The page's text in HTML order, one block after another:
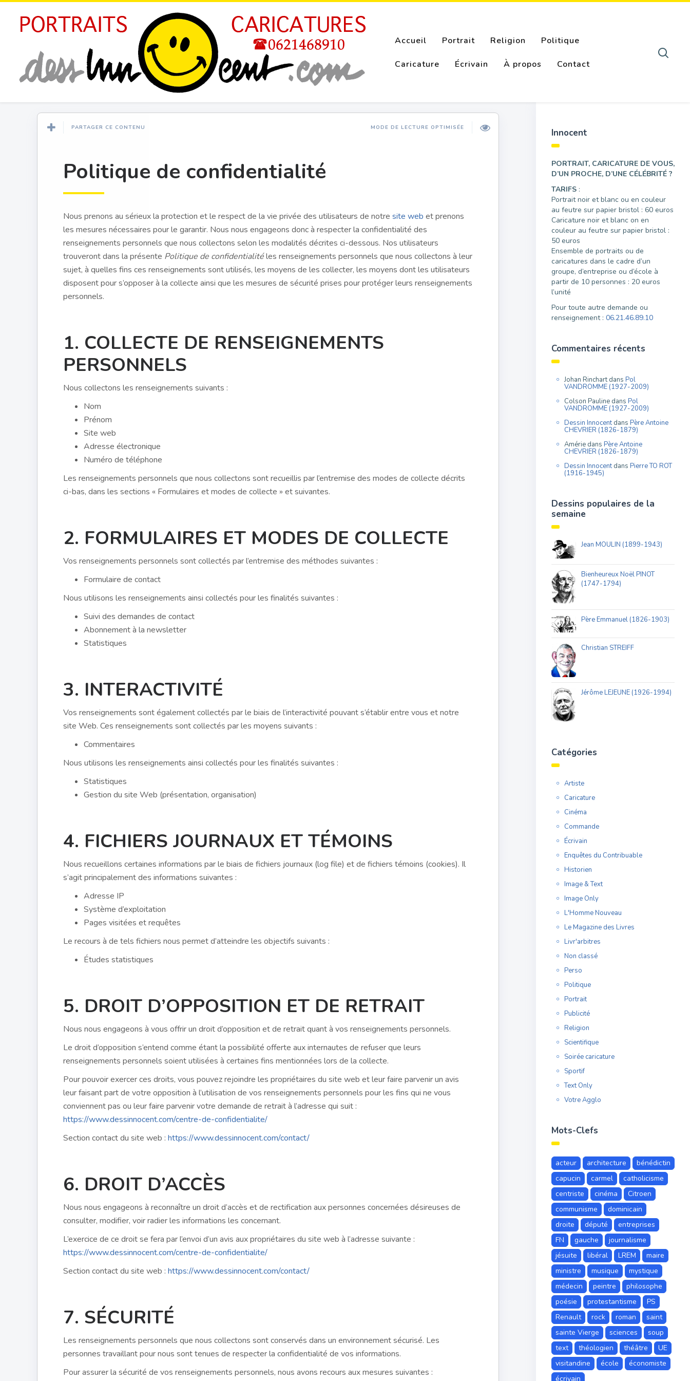
Accueil Portrait Religion Politique
Caricature Écrivain À propos Contact
PARTAGER CE CONTENU MODE DE LECTURE OPTIMISÉE
Politique de confidentialité
Nous prenons au sérieux la protection et le respect de la vie privée des utilisateurs de notre site web et prenons
les mesures nécessaires pour le garantir. Nous nous engageons donc à respecter la confidentialité des
renseignements personnels que nous collectons selon les modalités décrites ci-dessous. Nos utilisateurs
trouveront dans la présente Politique de confidentialitéles renseignements personnels que nous collectons à leur
sujet, à quelles fins ces renseignements sont utilisés, les moyens de les collecter, les moyens dont les utilisateurs
disposent pour s’opposer à la collecte ainsi que les mesures de sécurité prises pour protéger leurs renseignements
personnels.
1. COLLECTE DE RENSEIGNEMENTS
PERSONNELS
Nous collectons les renseignements suivants :
Nom
Prénom
Site web
Adresse électronique
Numéro de téléphone
Les renseignements personnels que nous collectons sont recueillis par l’entremise des modes de collecte décrits
ci-bas, dans les sections « Formulaires et modes de collecte » et suivantes.
2. FORMULAIRES ET MODES DE COLLECTE
Vos renseignements personnels sont collectés par l’entremise des méthodes suivantes :
Formulaire de contact
Nous utilisons les renseignements ainsi collectés pour les finalités suivantes :
Suivi des demandes de contact
Abonnement à la newsletter
Statistiques
3. INTERACTIVITÉ
Vos renseignements sont également collectés par le biais de l’interactivité pouvant s’établir entre vous et notre
site Web. Ces renseignements sont collectés par les moyens suivants :
Commentaires
Nous utilisons les renseignements ainsi collectés pour les finalités suivantes :
Statistiques
Gestion du site Web (présentation, organisation)
4. FICHIERS JOURNAUX ET TÉMOINS
Nous recueillons certaines informations par le biais de fichiers journaux (log file) et de fichiers témoins (cookies). Il
s’agit principalement des informations suivantes :
Adresse IP
Système d’exploitation
Pages visitées et requêtes
Le recours à de tels fichiers nous permet d’atteindre les objectifs suivants :
Études statistiques
5. DROIT D’OPPOSITION ET DE RETRAIT
Nous nous engageons à vous offrir un droit d’opposition et de retrait quant à vos renseignements personnels.
Le droit d’opposition s’entend comme étant la possibilité offerte aux internautes de refuser que leurs
renseignements personnels soient utilisées à certaines fins mentionnées lors de la collecte.
Pour pouvoir exercer ces droits, vous pouvez rejoindre les propriétaires du site web et leur faire parvenir un avis
leur faisant part de votre opposition à l’utilisation de vos renseignements personnels pour les fins qui ne vous
conviennent pas ou leur faire parvenir votre demande de retrait à l’adresse qui suit :
https://www.dessinnocent.com/centre-de-confidentialite/
Section contact du site web : https://www.dessinnocent.com/contact/
6. DROIT D’ACCÈS
Nous nous engageons à reconnaître un droit d’accès et de rectification aux personnes concernées désireuses de
consulter, modifier, voir radier les informations les concernant.
L’exercice de ce droit se fera par l’envoi d’un avis aux propriétaires du site web à l’adresse suivante :
https://www.dessinnocent.com/centre-de-confidentialite/
Section contact du site web : https://www.dessinnocent.com/contact/
7. SÉCURITÉ
Les renseignements personnels que nous collectons sont conservés dans un environnement sécurisé. Les
personnes travaillant pour nous sont tenues de respecter la confidentialité de vos informations.
Pour assurer la sécurité de vos renseignements personnels, nous avons recours aux mesures suivantes :
Innocent
PORTRAIT, CARICATURE DE VOUS,
D’UN PROCHE, D’UNE CÉLÉBRITÉ ?
TARIFS :
Portrait noir et blanc ou en couleur
au feutre sur papier bristol : 60 euros
Caricature noir et blanc on en
couleur au feutre sur papier bristol :
50 euros
Ensemble de portraits ou de
caricatures dans le cadre d’un
groupe, d’entreprise ou d’école à
partir de 10 personnes : 20 euros
l’unité
Pour toute autre demande ou
renseignement : 06.21.46.89.10
Commentaires récents
Johan Rinchartdans Pol
VANDROMME (1927-2009)
Colson Pauline dans Pol
VANDROMME (1927-2009)
Dessin Innocentdans Père Antoine
CHEVRIER (1826-1879)
Amérie dans Père Antoine
CHEVRIER (1826-1879)
Dessin Innocentdans Pierre TO ROT
(1916-1945)
Dessins populaires de la
semaine
Jean MOULIN (1899-1943)
Bienheureux Noël PINOT
(1747-1794)
Père Emmanuel (1826-1903)
Christian STREIFF
Jérôme LEJEUNE (1926-1994)
Catégories
Artiste
Caricature
Cinéma
Commande
Écrivain
Enquêtes du Contribuable
Historien
Image & Text
Image Only
L'Homme Nouveau
Le Magazine des Livres
Livr'arbitres
Non classé
Perso
Politique
Portrait
Publicité
Religion
Scientifique
Soirée caricature
Sportif
Text Only
Votre Agglo
Mots-Clefs
acteur architecture
bénédictin
capucin
carmel
catholicisme
centriste
cinéma
Citroen
communisme
dominicain
droite
député
entreprises
FN
gauche
journalisme
jésuite
libéral LREM
maire
ministre
musique
mystique
médecin
peintre
philosophe
poésie
protestantisme
PS
Renault
rock roman
saint
sainte Vierge
sciences
soup
text
théologien théâtre
UE
visitandine
école
économiste
écrivain